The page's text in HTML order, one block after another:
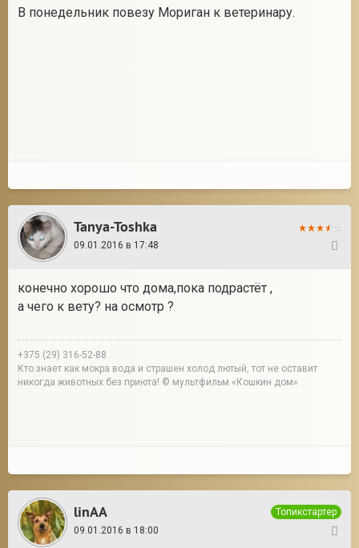
В понедельник повезу Мориган к ветеринару.
Tanya-Toshka
09.01.2016 в 17:48
конечно хорошо что дома,пока подрастёт ,
а чего к вету? на осмотр ?
+375 (29) 316-52-88
Кто знает как мокра вода и страшен холод лютый, тот не оставит
никогда животных без приюта! © мультфильм «Кошкин дом»
linAA
Топикстартер
09.01.2016 в 18:00